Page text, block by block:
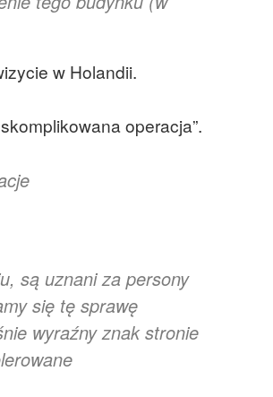
w Holandii.
operacja”.
są uznani za persony
się tę sprawę
wyraźny znak stronie